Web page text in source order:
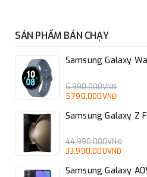
SẢN PHẨM BÁN CHẠY
Samsung Galaxy
6,990,000VNĐ
5,790,000VNĐ
Samsung Galaxy Z
44,990,000VNĐ
33,990,000VNĐ
Samsung Galaxy